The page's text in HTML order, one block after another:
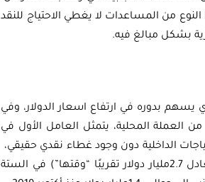
من المساعدات لا يغطي الاحتياج للنقد
بشكل مبالغ فيه.
يسهم بدوره في ارتفاع اسعار الدولار، وفي
العملة المحلية، يتمثل العامل الأول في
الداخلية دون وجود غطاء نقدي حقيقي،
حيث ضخّت الحكومة السودانية حوالي 150مليار جنيه سوداني (ما يعادل 2.7مليار دولار تقريبًا “وقتها”) في الستة